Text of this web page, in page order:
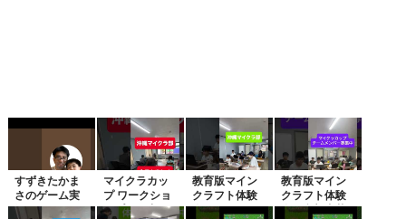
すずきたかま
さのゲーム実
況
マイクラカッ
プ ワークショ
ップ開催中
教育版マイン
クラフト体験
会開催！マイ
教育版マイン
クラフト体験
会、参加者募